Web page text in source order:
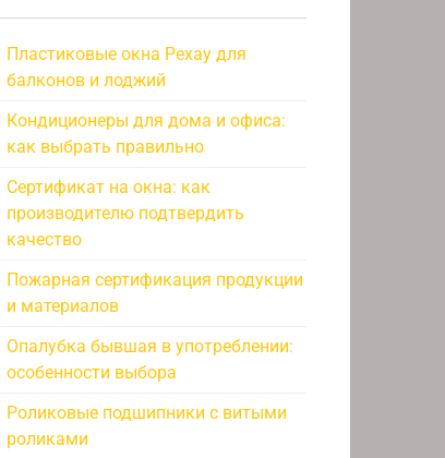
Пластиковые окна Рехау для
балконов и лоджий
Кондиционеры для дома и офиса:
как выбрать правильно
Сертификат на окна: как
производителю подтвердить
качество
Пожарная сертификация продукции
и материалов
Опалубка бывшая в употреблении:
особенности выбора
Роликовые подшипники с витыми
роликами